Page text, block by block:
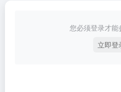
您必须登录才能
立即登